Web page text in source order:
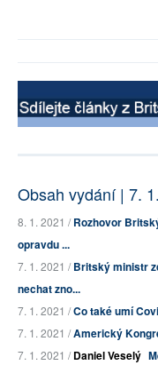
Obsah vydání | 7.
8. 1. 2021 /Rozhovor
opravdu ...
7. 1. 2021 /Britský ministr
nechat zno...
7. 1. 2021 /Co také umí
7. 1. 2021 /Americký
7. 1. 2021 /Daniel Veselý